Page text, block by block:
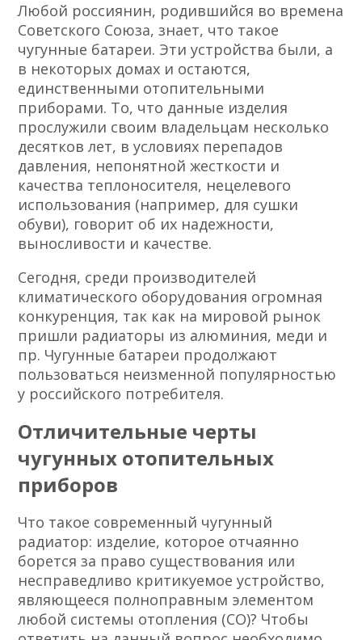
Любой россиянин, родившийся во времена
Советского Союза, знает, что такое
чугунные батареи. Эти устройства были, а
в некоторых домах и остаются,
единственными отопительными
приборами. То, что данные изделия
прослужили своим владельцам несколько
десятков лет, в условиях перепадов
давления, непонятной жесткости и
качества теплоносителя, нецелевого
использования (например, для сушки
обуви), говорит об их надежности,
выносливости и качестве.
Сегодня, среди производителей
климатического оборудования огромная
конкуренция, так как на мировой рынок
пришли радиаторы из алюминия, меди и
пр. Чугунные батареи продолжают
пользоваться неизменной популярностью
у российского потребителя.
Отличительные черты
чугунных отопительных
приборов
Что такое современный чугунный
радиатор: изделие, которое отчаянно
борется за право существования или
несправедливо критикуемое устройство,
являющееся полноправным элементом
любой системы отопления (СО)? Чтобы